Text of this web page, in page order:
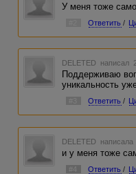
У меня тоже
Ответить /
DELETED написал
Поддерживаю
уникальность
Ответить /
DELETED
и у меня тоже
#4 Ответить /